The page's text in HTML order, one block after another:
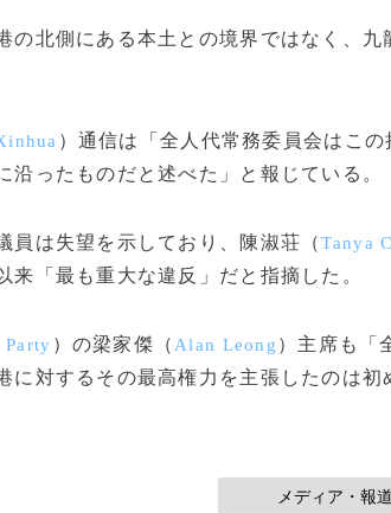
北側にある本土との境界ではなく、九
）通信は「全人代常務委員会はこ
沿ったものだと述べた」と報じている。
員は失望を示しており、陳淑荘（Tanya
来「最も重大な違反」だと指摘した。
）の梁家傑（ Alan Leong ）主席も「
に対するその最高権力を主張したのは
メディア・報